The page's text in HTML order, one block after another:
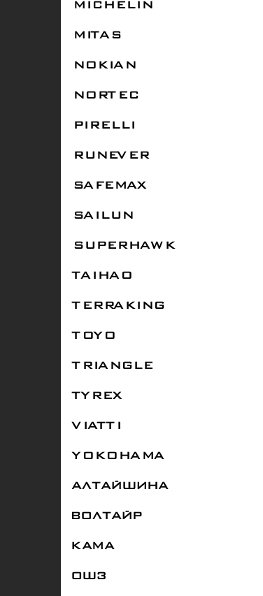
MICHELIN
MITAS
NOKIAN
NORTEC
PIRELLI
RUNEVER
SAFEMAX
SAILUN
SUPERHAWK
TAIHAO
TERRAKING
TOYO
TRIANGLE
TYREX
VIATTI
YOKOHAMA
АЛТАЙШИНА
ВОЛТАЙР
КАМА
ОШЗ